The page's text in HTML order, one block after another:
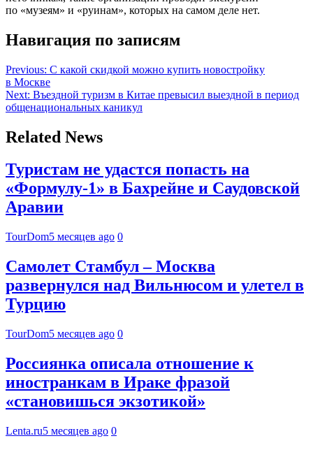
по «музеям» и «руинам», которых на самом деле нет.
Навигация по записям
Previous: C какой скидкой можно купить новостройку
в Москве
Next: Въездной туризм в Китае превысил выездной в период
общенациональных каникул
Related News
Туристам не удастся попасть на
«Формулу-1» в Бахрейне и Саудовской
Аравии
TourDom5 месяцев ago 0
Самолет Стамбул – Москва
развернулся над Вильнюсом и улетел в
Турцию
TourDom5 месяцев ago 0
Россиянка описала отношение к
иностранкам в Ираке фразой
«становишься экзотикой»
Lenta.ru5 месяцев ago 0